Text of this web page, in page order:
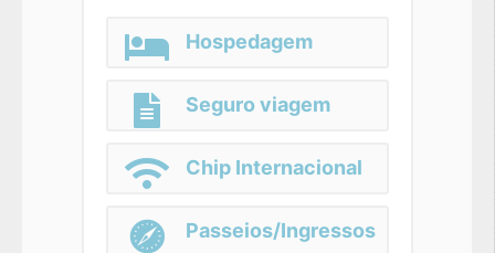
Hospedagem
Seguro viagem
Chip Internacional
Passeios/Ingressos